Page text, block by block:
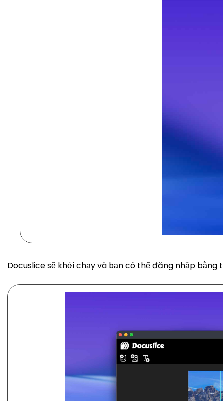
Docuslice sẽ khởi chạy và bạn có thể đăng nhập bằng